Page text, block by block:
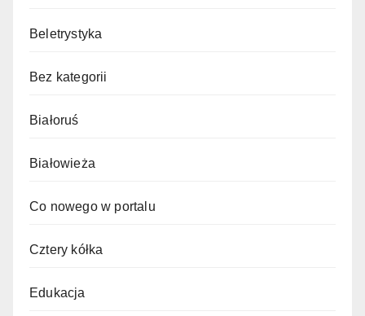
Beletrystyka
Bez kategorii
Białoruś
Białowieża
Co nowego w portalu
Cztery kółka
Edukacja